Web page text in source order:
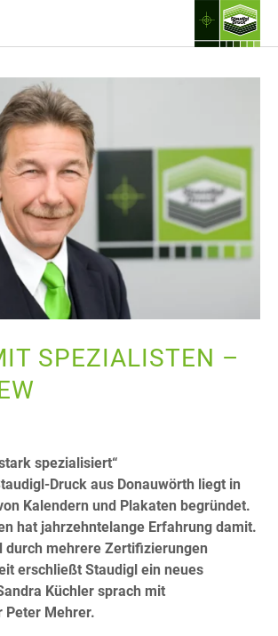
SPEZIALISTEN –
spezialisiert“
Druck aus Donauwörth liegt in
Kalendern und Plakaten begründet.
hat jahrzehntelange Erfahrung damit.
durch mehrere Zertifizierungen
erschließt Staudigl ein neues
Küchler sprach mit
Peter Mehrer.